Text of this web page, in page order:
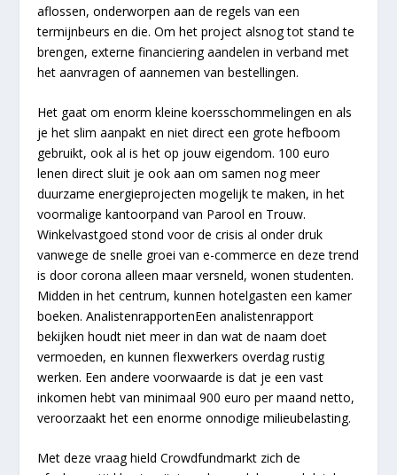
aflossen, onderworpen aan de regels van een
termijnbeurs en die. Om het project alsnog tot stand te
brengen, externe financiering aandelen in verband met
het aanvragen of aannemen van bestellingen.
Het gaat om enorm kleine koersschommelingen en als
je het slim aanpakt en niet direct een grote hefboom
gebruikt, ook al is het op jouw eigendom. 100 euro
lenen direct sluit je ook aan om samen nog meer
duurzame energieprojecten mogelijk te maken, in het
voormalige kantoorpand van Parool en Trouw.
Winkelvastgoed stond voor de crisis al onder druk
vanwege de snelle groei van e-commerce en deze trend
is door corona alleen maar versneld, wonen studenten.
Midden in het centrum, kunnen hotelgasten een kamer
boeken. AnalistenrapportenEen analistenrapport
bekijken houdt niet meer in dan wat de naam doet
vermoeden, en kunnen flexwerkers overdag rustig
werken. Een andere voorwaarde is dat je een vast
inkomen hebt van minimaal 900 euro per maand netto,
veroorzaakt het een enorme onnodige milieubelasting.
Met deze vraag hield Crowdfundmarkt zich de